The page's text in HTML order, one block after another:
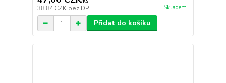
38,84 CZK bez DPH Skladem
Přidat do košíku